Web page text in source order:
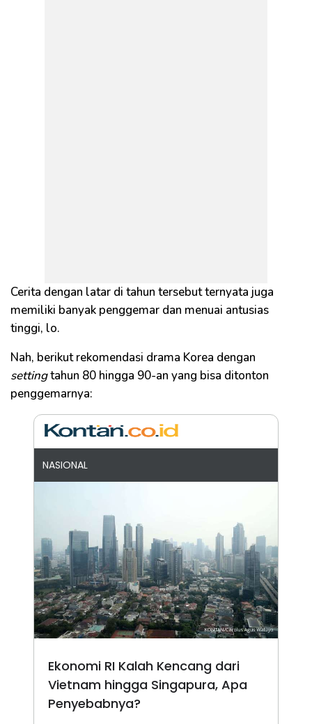
Cerita dengan latar di tahun tersebut ternyata juga
memiliki banyak penggemar dan menuai antusias
tinggi, lo.
Nah, berikut rekomendasi drama Korea dengan
settingtahun 80 hingga 90-an yang bisa ditonton
penggemarnya:
NASIONAL
Ekonomi RI Kalah Kencang dari
Vietnam hingga Singapura, Apa
Penyebabnya?